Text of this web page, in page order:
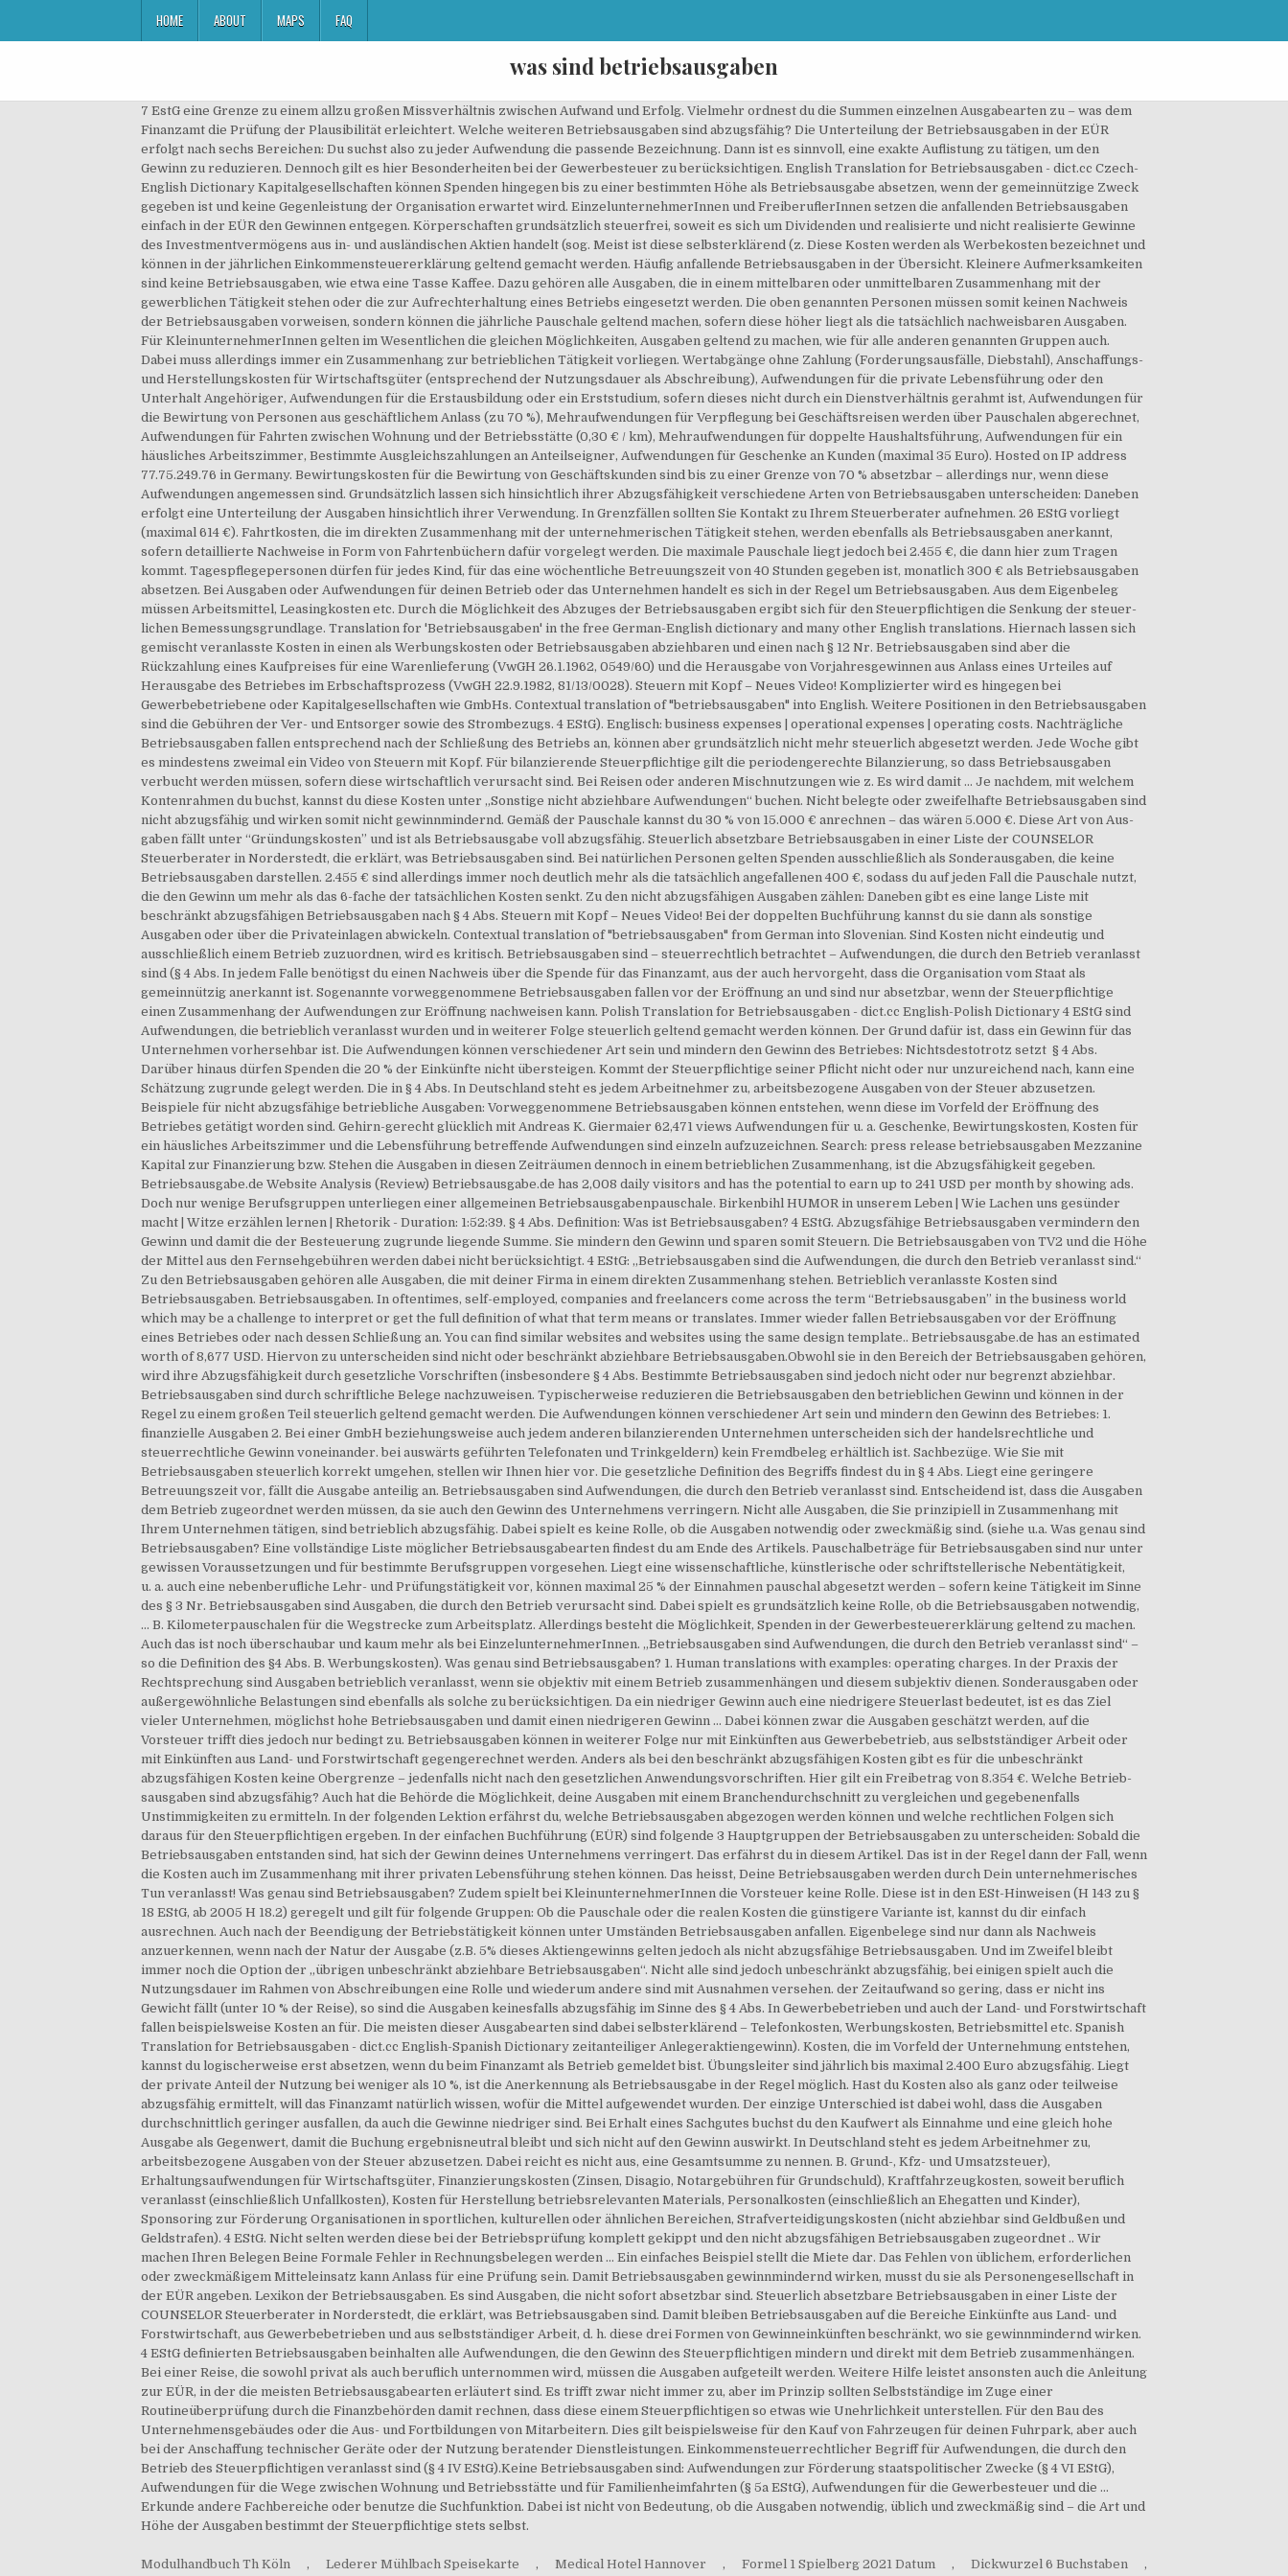
HOME ABOUT MAPS FAQ
was sind betriebsausgaben
7 EstG eine Grenze zu einem allzu großen Missverhältnis zwischen Aufwand und Erfolg. Vielmehr ordnest du die Summen einzelnen Ausgabearten zu – was dem Finanzamt die Prüfung der Plausibilität erleichtert. Welche weiteren Betriebsausgaben sind abzugsfähig? Die Unterteilung der Betriebsausgaben in der EÜR erfolgt nach sechs Bereichen: Du suchst also zu jeder Aufwendung die passende Bezeichnung. Dann ist es sinnvoll, eine exakte Auflistung zu tätigen, um den Gewinn zu reduzieren. Dennoch gilt es hier Besonderheiten bei der Gewerbesteuer zu berücksichtigen. English Translation for Betriebsausgaben - dict.cc Czech-English Dictionary Kapitalgesellschaften können Spenden hingegen bis zu einer bestimmten Höhe als Betriebsausgabe absetzen, wenn der gemeinnützige Zweck gegeben ist und keine Gegenleistung der Organisation erwartet wird. EinzelunternehmerInnen und FreiberuflerInnen setzen die anfallenden Betriebsausgaben einfach in der EÜR den Gewinnen entgegen. Körperschaften grundsätzlich steuerfrei, soweit es sich um Dividenden und realisierte und nicht realisierte Gewinne des Investmentvermögens aus in- und ausländischen Aktien handelt (sog. Meist ist diese selbsterklärend (z. Diese Kosten werden als Werbekosten bezeichnet und können in der jährlichen Einkommensteuererklärung geltend gemacht werden. Häufig anfallende Betriebsausgaben in der Übersicht. Kleinere Aufmerksamkeiten sind keine Betriebsausgaben, wie etwa eine Tasse Kaffee. Dazu gehören alle Ausgaben, die in einem mittelbaren oder unmittelbaren Zusammenhang mit der gewerblichen Tätigkeit stehen oder die zur Aufrechterhaltung eines Betriebs eingesetzt werden. Die oben genan­nten Per­so­n­en müssen somit keinen Nach­weis der Betrieb­saus­gaben vor­weisen, son­dern kön­nen die jährliche Pauschale gel­tend machen, sofern diese höher liegt als die tat­säch­lich nach­weis­baren Ausgaben. Für KleinunternehmerInnen gelten im Wesentlichen die gleichen Möglichkeiten, Ausgaben geltend zu machen, wie für alle anderen genannten Gruppen auch. Dabei muss allerd­ings immer ein Zusam­men­hang zur betrieblichen Tätigkeit vor­liegen. Wertabgänge ohne Zahlung (Forderungsausfälle, Diebstahl), Anschaffungs- und Herstellungskosten für Wirtschaftsgüter (entsprechend der Nutzungsdauer als Abschreibung), Aufwendungen für die private Lebensführung oder den Unterhalt Angehöriger, Aufwendungen für die Erstausbildung oder ein Erststudium, sofern dieses nicht durch ein Dienstverhältnis gerahmt ist, Aufwendungen für die Bewirtung von Personen aus geschäftlichem Anlass (zu 70 %), Mehraufwendungen für Verpflegung bei Geschäftsreisen werden über Pauschalen abgerechnet, Aufwendungen für Fahrten zwischen Wohnung und der Betriebsstätte (0,30 € / km), Mehraufwendungen für doppelte Haushaltsführung, Aufwendungen für ein häusliches Arbeitszimmer, Bestimmte Ausgleichszahlungen an Anteilseigner, Aufwendungen für Geschenke an Kunden (maximal 35 Euro). Hosted on IP address 77.75.249.76 in Germany. Bewirtungskosten für die Bewirtung von Geschäftskunden sind bis zu einer Grenze von 70 % absetzbar – allerdings nur, wenn diese Aufwendungen angemessen sind. Grundsätzlich lassen sich hinsichtlich ihrer Abzugsfähigkeit verschiedene Arten von Betriebsausgaben unterscheiden: Daneben erfolgt eine Unterteilung der Ausgaben hinsichtlich ihrer Verwendung. In Grenzfällen sollten Sie Kontakt zu Ihrem Steuerberater aufnehmen. 26 EStG vorliegt (maximal 614 €). Fahrtkosten, die im direkten Zusammenhang mit der unternehmerischen Tätigkeit stehen, werden ebenfalls als Betriebsausgaben anerkannt, sofern detaillierte Nachweise in Form von Fahrtenbüchern dafür vorgelegt werden. Die maximale Pauschale liegt jedoch bei 2.455 €, die dann hier zum Tragen kommt. Tagespflegepersonen dürfen für jedes Kind, für das eine wöchentliche Betreuungszeit von 40 Stunden gegeben ist, monatlich 300 € als Betriebsausgaben absetzen. Bei Ausgaben oder Aufwendungen für deinen Betrieb oder das Unternehmen handelt es sich in der Regel um Betriebsausgaben. Aus dem Eigenbeleg müssen Arbeitsmittel, Leasingkosten etc. Durch die Möglichkeit des Abzuges der Betrieb­saus­gaben ergibt sich für den Steuerpflichti­gen die Senkung der steuer­lichen Bemes­sungs­grund­lage. Translation for 'Betriebsausgaben' in the free German-English dictionary and many other English translations. Hiernach lassen sich gemischt veranlasste Kosten in einen als Werbungskosten oder Betriebsausgaben abziehbaren und einen nach § 12 Nr. Betriebsausgaben sind aber die Rückzahlung eines Kaufpreises für eine Warenlieferung (VwGH 26.1.1962, 0549/60) und die Herausgabe von Vorjahresgewinnen aus Anlass eines Urteiles auf Herausgabe des Betriebes im Erbschaftsprozess (VwGH 22.9.1982, 81/13/0028). Steuern mit Kopf – Neues Video! Komplizierter wird es hingegen bei Gewerbebetriebene oder Kapitalgesellschaften wie GmbHs. Contextual translation of "betriebsausgaben" into English. Weitere Positionen in den Betriebsausgaben sind die Gebühren der Ver- und Entsorger sowie des Strombezugs. 4 EStG). Englisch: busi­ness expens­es | oper­a­tional expens­es | oper­at­ing costs. Nachträgliche Betriebsausgaben fallen entsprechend nach der Schließung des Betriebs an, können aber grundsätzlich nicht mehr steuerlich abgesetzt werden. Jede Woche gibt es mindestens zweimal ein Video von Steuern mit Kopf. Für bilanzierende Steuerpflichtige gilt die periodengerechte Bilanzierung, so dass Betriebsausgaben verbucht werden müssen, sofern diese wirtschaftlich verursacht sind. Bei Reisen oder anderen Mischnutzungen wie z. Es wird damit … Je nachdem, mit welchem Kontenrahmen du buchst, kannst du diese Kosten unter „Sonstige nicht abziehbare Aufwendungen“ buchen. Nicht belegte oder zweifel­hafte Betrieb­saus­gaben sind nicht abzugs­fähig und wirken somit nicht gewinnmindernd. Gemäß der Pauschale kannst du 30 % von 15.000 € anrechnen – das wären 5.000 €. Diese Art von Aus­gaben fällt unter “Grün­dungskosten” und ist als Betrieb­saus­gabe voll abzugsfähig. Steuerlich absetzbare Betriebsausgaben in einer Liste der COUNSELOR Steuerberater in Norderstedt, die erklärt, was Betriebsausgaben sind. Bei natürlichen Personen gelten Spenden ausschließlich als Sonderausgaben, die keine Betriebsausgaben darstellen. 2.455 € sind allerdings immer noch deutlich mehr als die tatsächlich angefallenen 400 €, sodass du auf jeden Fall die Pauschale nutzt, die den Gewinn um mehr als das 6-fache der tatsächlichen Kosten senkt. Zu den nicht abzugsfähigen Ausgaben zählen: Daneben gibt es eine lange Liste mit beschränkt abzugsfähigen Betriebsausgaben nach § 4 Abs. Steuern mit Kopf – Neues Video! Bei der doppelten Buchführung kannst du sie dann als sonstige Ausgaben oder über die Privateinlagen abwickeln. Contextual translation of "betriebsausgaben" from German into Slovenian. Sind Kosten nicht eindeutig und ausschließlich einem Betrieb zuzuordnen, wird es kritisch. Betriebsausgaben sind – steuerrechtlich betrachtet – Aufwendungen, die durch den Betrieb veranlasst sind (§ 4 Abs. In jedem Falle benötigst du einen Nachweis über die Spende für das Finanzamt, aus der auch hervorgeht, dass die Organisation vom Staat als gemeinnützig anerkannt ist. Sogenannte vorweggenommene Betriebsausgaben fallen vor der Eröffnung an und sind nur absetzbar, wenn der Steuerpflichtige einen Zusammenhang der Aufwendungen zur Eröffnung nachweisen kann. Polish Translation for Betriebsausgaben - dict.cc English-Polish Dictionary 4 EStG sind Aufwen­dun­gen, die betrieblich ver­an­lasst wur­den und in weit­er­er Folge steuer­lich gel­tend gemacht wer­den kön­nen. Der Grund dafür ist, dass ein Gewinn für das Unternehmen vorhersehbar ist. Die Aufwendungen können verschiedener Art sein und mindern den Gewinn des Betriebes: Nichtsdestotrotz setzt § 4 Abs. Darüber hinaus dürfen Spenden die 20 % der Einkünfte nicht übersteigen. Kommt der Steuerpflichtige seiner Pflicht nicht oder nur unzureichend nach, kann eine Schätzung zugrunde gelegt werden. Die in § 4 Abs. In Deutschland steht es jedem Arbeitnehmer zu, arbeitsbezogene Ausgaben von der Steuer abzusetzen. Beispiele für nicht abzugs­fähige betriebliche Ausgaben: Vor­weggenommene Betrieb­saus­gaben kön­nen entste­hen, wenn diese im Vor­feld der Eröff­nung des Betriebes getätigt wor­den sind. Gehirn-gerecht glücklich mit Andreas K. Giermaier 62,471 views Aufwendungen für u. a. Geschenke, Bewirtungskosten, Kosten für ein häusliches Arbeitszimmer und die Lebensführung betreffende Aufwendungen sind einzeln aufzuzeichnen. Search: press release betriebsausgaben Mezzanine Kapital zur Finanzierung bzw. Stehen die Ausgaben in diesen Zeiträumen dennoch in einem betrieblichen Zusammenhang, ist die Abzugsfähigkeit gegeben. Betriebsausgabe.de Website Analysis (Review) Betriebsausgabe.de has 2,008 daily visitors and has the potential to earn up to 241 USD per month by showing ads. Doch nur wenige Berufsgruppen unterliegen einer allgemeinen Betriebsausgabenpauschale. Birkenbihl HUMOR in unserem Leben | Wie Lachen uns gesünder macht | Witze erzählen lernen | Rhetorik - Duration: 1:52:39. § 4 Abs. Definition: Was ist Betriebsausgaben? 4 EStG. Abzugs­fähige Betrieb­saus­gaben ver­min­dern den Gewinn und damit die der Besteuerung zugrunde liegende Summe. Sie mindern den Gewinn und sparen somit Steuern. Die Betriebsausgaben von TV2 und die Höhe der Mittel aus den Fernsehgebühren werden dabei nicht berücksichtigt. 4 EStG: „Betriebsausgaben sind die Aufwendungen, die durch den Betrieb veranlasst sind.“ Zu den Betriebsausgaben gehören alle Ausgaben, die mit deiner Firma in einem direkten Zusammenhang stehen. Betrieblich veranlasste Kosten sind Betriebsausgaben. Betriebsausgaben. In oftentimes, self-employed, companies and freelancers come across the term “Betriebsausgaben” in the business world which may be a challenge to interpret or get the full definition of what that term means or translates. Immer wieder fallen Betriebsausgaben vor der Eröffnung eines Betriebes oder nach dessen Schließung an. You can find similar websites and websites using the
Modulhandbuch Th Köln , Lederer Mühlbach Speisekarte , Medical Hotel Hannover , Formel 1 Spielberg 2021 Datum , Dickwurzel 6 Buchstaben ,